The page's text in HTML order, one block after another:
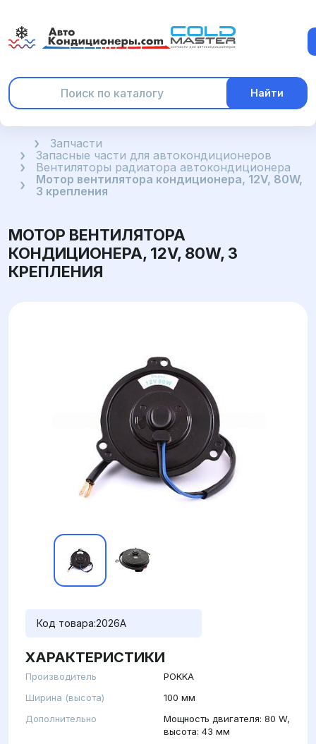
Найти
ГлавнаяЗапчасти
Запасные части для автокондиционеров
Вентиляторы радиатора автокондиционера
Мотор вентилятора кондиционера, 12V, 80W,
3 крепления
МОТОР ВЕНТИЛЯТОРА
КОНДИЦИОНЕРА, 12V, 80W, 3
КРЕПЛЕНИЯ
Код товара:2026A
ХАРАКТЕРИСТИКИ
Производитель
POKKA
Ширина (высота)
100 мм
Дополнительно
Мощность двигателя: 80 W,
высота: 43 мм